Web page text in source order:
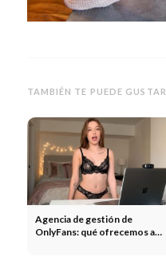
TAMBIÉN TE PUEDE GUSTAR
Agencia de gestión de
OnlyFans: qué ofrecemos a